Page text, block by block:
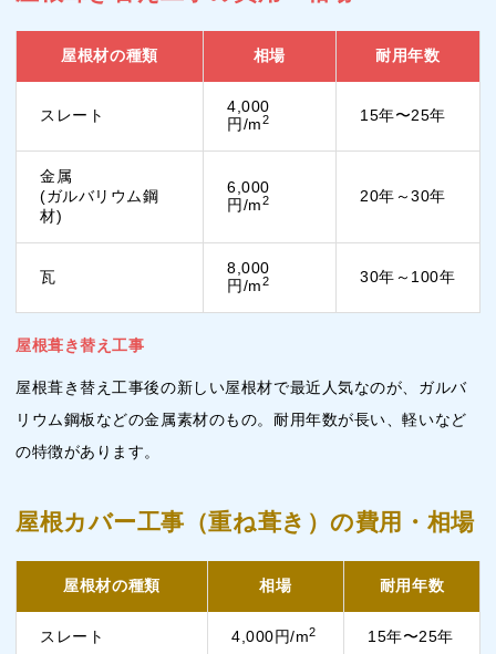
屋根材の種類 相場 耐用年数
スレート
4,000
円/m2 15年〜25年
金属
(ガルバリウム鋼
材)
6,000
円/m2 20年～30年
瓦
8,000
円/m2 30年～100年
屋根葺き替え工事
屋根葺き替え工事後の新しい屋根材で最近人気なのが、ガルバ
リウム鋼板などの金属素材のもの。耐用年数が長い、軽いなど
の特徴があります。
屋根カバー工事（重ね葺き）の費用・相場
屋根材の種類 相場 耐用年数
スレート 4,000円/m2 15年〜25年